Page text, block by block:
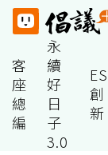
客
座
總
編
永
續
好
日
子
3.0
創
新